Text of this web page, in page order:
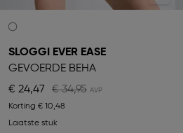
SLOGGI EVER EASE
GEVOERDE BEHA
€ 24,47
€ 34,95
Korting € 10,48
Laatste stuk